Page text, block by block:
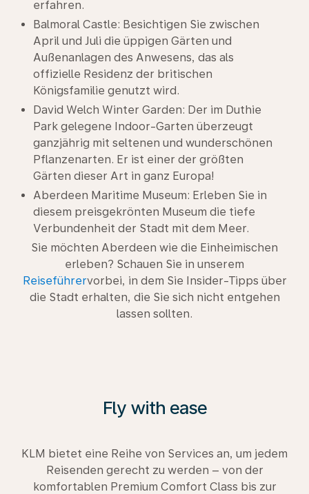
erfahren.
Balmoral Castle: Besichtigen Sie zwischen
April und Juli die üppigen Gärten und
Außenanlagen des Anwesens, das als
offizielle Residenz der britischen
Königsfamilie genutzt wird.
David Welch Winter Garden: Der im Duthie
Park gelegene Indoor-Garten überzeugt
ganzjährig mit seltenen und wunderschönen
Pflanzenarten. Er ist einer der größten
Gärten dieser Art in ganz Europa!
Aberdeen Maritime Museum: Erleben Sie in
diesem preisgekrönten Museum die tiefe
Verbundenheit der Stadt mit dem Meer.
Sie möchten Aberdeen wie die Einheimischen
erleben? Schauen Sie in unserem
Reiseführervorbei, in dem Sie Insider-Tipps über
die Stadt erhalten, die Sie sich nicht entgehen
lassen sollten.
Fly with ease
KLM bietet eine Reihe von Services an, um jedem
Reisenden gerecht zu werden – von der
komfortablen Premium Comfort Class bis zur